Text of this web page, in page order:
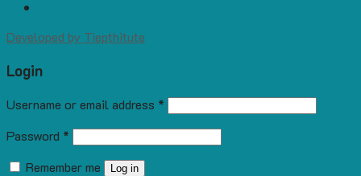
Developed by Tiepthitute
Login
Username or email address *
Password *
Remember me
Log in